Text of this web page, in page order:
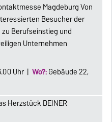
Magdeburg Von
Besucher der
Berufseinstieg und
Unternehmen
Uhr |Wo?:Gebäude 22,
Herzstück DEINER